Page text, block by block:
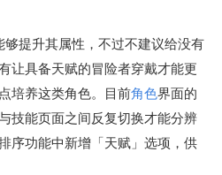
提升其属性，不过不建议给没有
让具备天赋的冒险者穿戴才能更
培养这类角色。目前角色界面的
技能页面之间反复切换才能分辨
序功能中新增「天赋」选项，供